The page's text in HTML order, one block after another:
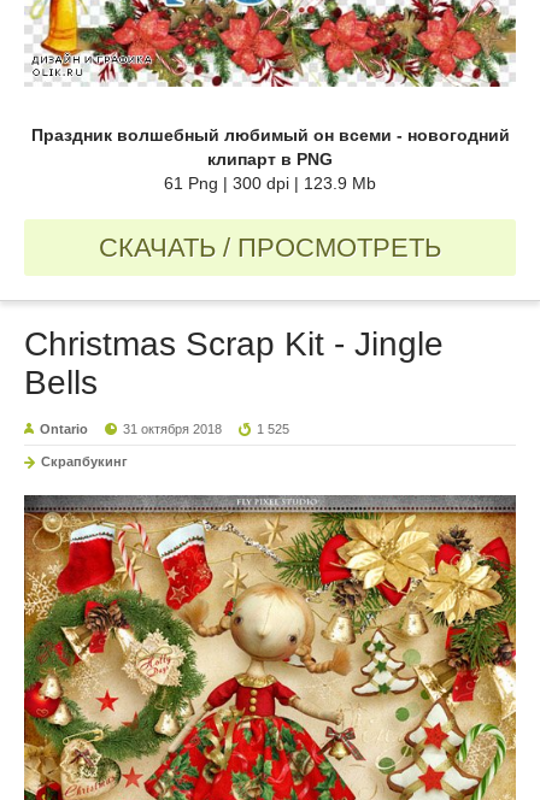
Праздник волшебный любимый он всеми - новогодний
клипарт в PNG
61 Png | 300 dpi | 123.9 Mb
СКАЧАТЬ / ПРОСМОТРЕТЬ
Christmas Scrap Kit - Jingle
Bells
Ontario 31 октября 2018 1 525
Скрапбукинг